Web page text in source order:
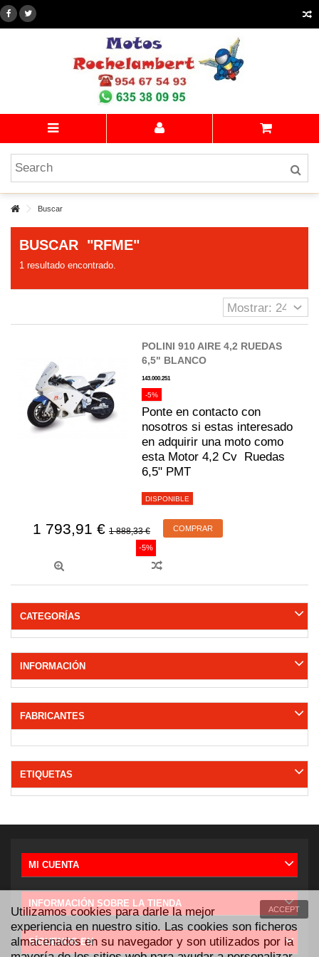
Buscar
BUSCAR "RFME"
1 resultado encontrado.
POLINI 910 AIRE 4,2 RUEDAS
6,5" BLANCO
143.000.251
-5%
Ponte en contacto con
nosotros si estas interesado
en adquirir una moto como
esta Motor 4,2 Cv Ruedas
6,5" PMT
DISPONIBLE
1 793,91 € 1 888,33 €
-5%
COMPRAR
CATEGORÍAS
INFORMACIÓN
FABRICANTES
ETIQUETAS
MI CUENTA
INFORMACIÓN SOBRE LA TIENDA
SÍGUENOS EN
ACCEPT
Utilizamos cookies para darle la mejor
experiencia en nuestro sitio. Las cookies son ficheros
almacenados en su navegador y son utilizados por la